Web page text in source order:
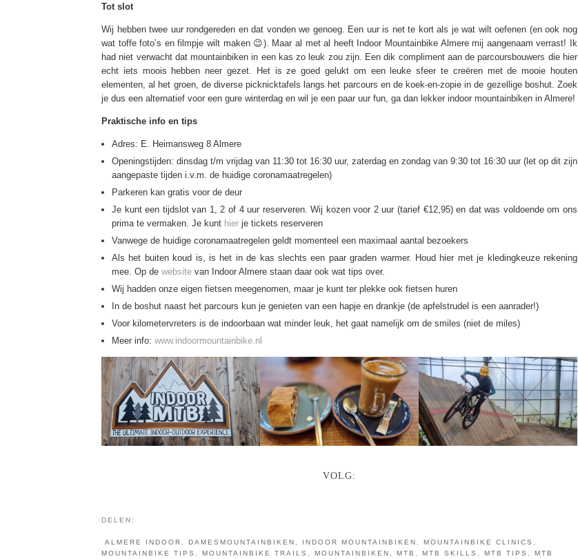
Tot slot
Wij hebben twee uur rondgereden en dat vonden we genoeg. Een uur is net te kort als je wat wilt oefenen (en ook nog
wat toffe foto’s en filmpje wilt maken 😉). Maar al met al heeft Indoor Mountainbike Almere mij aangenaam verrast! Ik
had niet verwacht dat mountainbiken in een kas zo leuk zou zijn. Een dik compliment aan de parcoursbouwers die hier
echt iets moois hebben neer gezet. Het is ze goed gelukt om een leuke sfeer te creëren met de mooie houten
elementen, al het groen, de diverse picknicktafels langs het parcours en de koek-en-zopie in de gezellige boshut. Zoek
je dus een alternatief voor een gure winterdag en wil je een paar uur fun, ga dan lekker indoor mountainbiken in Almere!
Praktische info en tips
Adres: E. Heimansweg 8 Almere
Openingstijden: dinsdag t/m vrijdag van 11:30 tot 16:30 uur, zaterdag en zondag van 9:30 tot 16:30 uur (let op dit zijn
aangepaste tijden i.v.m. de huidige coronamaatregelen)
Parkeren kan gratis voor de deur
Je kunt een tijdslot van 1, 2 of 4 uur reserveren. Wij kozen voor 2 uur (tarief €12,95) en dat was voldoende om ons
prima te vermaken. Je kunt hier je tickets reserveren
Vanwege de huidige coronamaatregelen geldt momenteel een maximaal aantal bezoekers
Als het buiten koud is, is het in de kas slechts een paar graden warmer. Houd hier met je kledingkeuze rekening
mee. Op de website van Indoor Almere staan daar ook wat tips over.
Wij hadden onze eigen fietsen meegenomen, maar je kunt ter plekke ook fietsen huren
In de boshut naast het parcours kun je genieten van een hapje en drankje (de apfelstrudel is een aanrader!)
Voor kilometervreters is de indoorbaan wat minder leuk, het gaat namelijk om de smiles (niet de miles)
Meer info: www.indoormountainbike.nl
VOLG:
DELEN:
ALMERE INDOOR DAMESMOUNTAINBIKEN INDOOR MOUNTAINBIKEN MOUNTAINBIKE CLINICS
MOUNTAINBIKE TIPS
MOUNTAINBIKE TRAILS MOUNTAINBIKEN MTB MTB SKILLS MTB TIPS
MTB